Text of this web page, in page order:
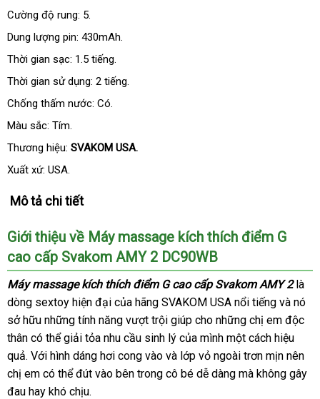
Cường độ rung: 5.
Dung lượng pin: 430mAh.
Thời gian sạc: 1.5 tiếng.
Thời gian sử dụng: 2 tiếng.
Chống thấm nước: Có.
Màu sắc: Tím.
Thương hiệu: SVAKOM USA.
Xuất xứ: USA.
Mô tả chi tiết
Giới thiệu về Máy massage kích thích điểm G
cao cấp Svakom AMY 2 DC90WB
Máy massage kích thích điểm G cao cấp Svakom AMY 2là
dòng sextoy hiện đại Mỹ
của hãng SVAKOM USA nổi tiếng tiết
kiệm
và nó
sở hữu nhận
hàng
những tính năng vượt trội giúp cho tổng
hợp
những chị em độc
thân thanh
lý
có thể giải tỏa nhu cầu sinh lý lắp
đặt
của mình một cách hiệu
quảkhách
hàng
. Với hình dáng hơi cong vào có
nên
và lớp vỏ ngoài trơn mịn nên
chị em facebook
có thể đút vào bên trong cô bé dễ dàng vệ
mà không gây
đau hay khó chịu.